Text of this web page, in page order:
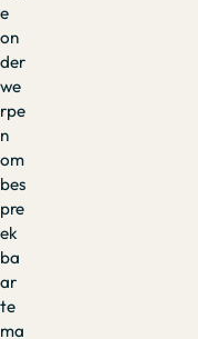
e
on
der
we
rpe
n
om
bes
pre
ek
ba
ar
te
ma